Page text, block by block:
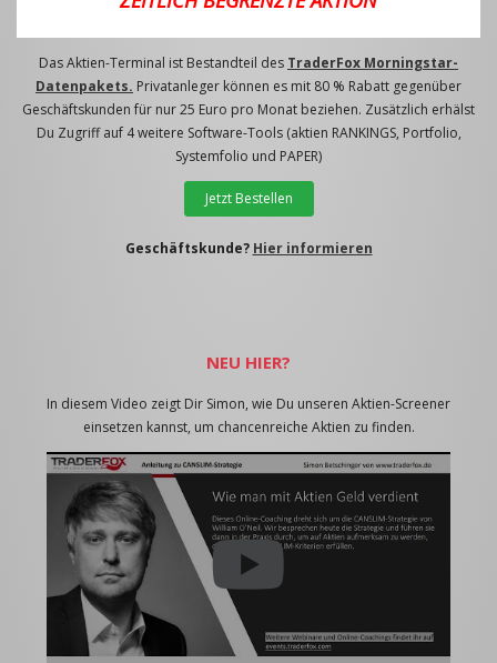
Das Aktien-Terminal ist Bestandteil des TraderFox Morningstar-
Datenpakets. Privatanleger können es mit 80 % Rabatt gegenüber
Geschäftskunden für nur 25 Euro pro Monat beziehen. Zusätzlich erhälst
Du Zugriff auf 4 weitere Software-Tools (aktien RANKINGS, Portfolio,
Systemfolio und PAPER)
Jetzt Bestellen
Geschäftskunde? Hier informieren
NEU HIER?
In diesem Video zeigt Dir Simon, wie Du unseren Aktien-Screener
einsetzen kannst, um chancenreiche Aktien zu finden.